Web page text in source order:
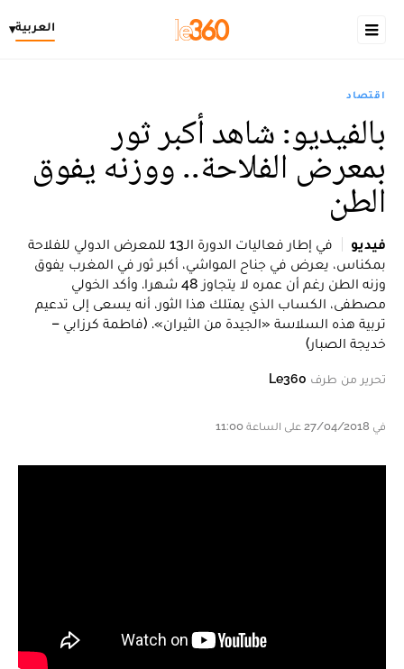
العربية▾
اقتصاد
بالفيديو: شاهد أكبر ثور
بمعرض الفلاحة.. ووزنه يفوق
الطن
فيديو
في إطار فعاليات الدورة الـ13 للمعرض الدولي للفلاحة
بمكناس، يعرض في جناح المواشي، أكبر ثور في المغرب يفوق
وزنه الطن رغم أن عمره لا يتجاوز 48 شهرا. وأكد الخولي
مصطفى، الكساب الذي يمتلك هذا الثور، أنه يسعى إلى تدعيم
تربية هذه السلاسة «الجيدة من الثيران». (فاطمة كرزابي –
خديجة الصبار)
تحرير من طرف Le360
في 27/04/2018 على الساعة 11:00